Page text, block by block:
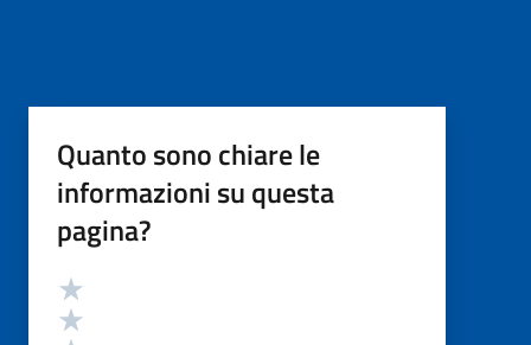
Quanto sono chiare le
informazioni su questa
pagina?
Valutazione